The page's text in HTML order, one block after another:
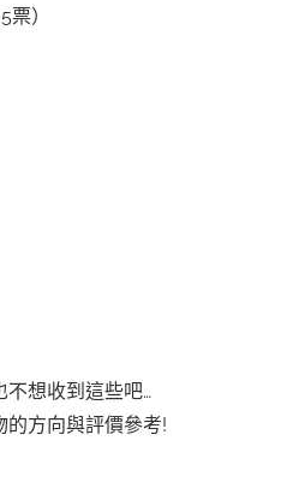
）
不想收到這些吧…
的方向與評價參考!